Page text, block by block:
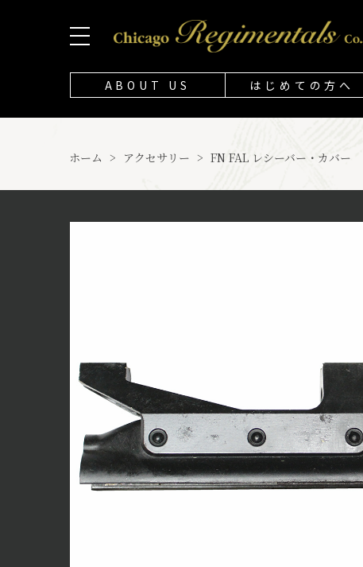
ABOUT US はじめての方へ
ホーム > アクセサリー > FN FAL レシーバー・カバー